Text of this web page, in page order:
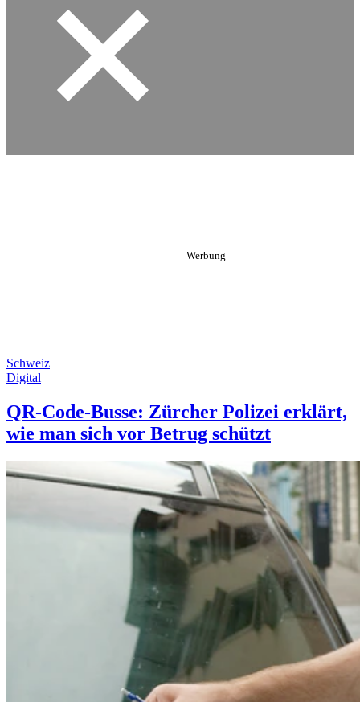
Schweiz
Digital
QR-Code-Busse: Zürcher Polizei erklärt,
wie man sich vor Betrug schützt